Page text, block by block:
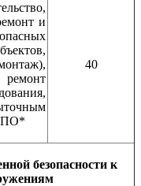
и
40
безопасности к